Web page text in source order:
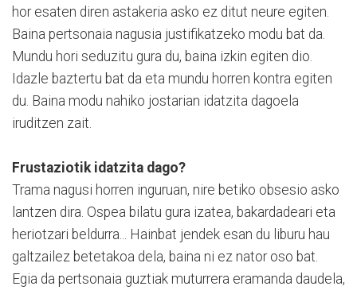
hor esaten diren astakeria asko ez ditut neure egiten.
Baina pertsonaia nagusia justifikatzeko modu bat da.
Mundu hori seduzitu gura du, baina izkin egiten dio.
Idazle baztertu bat da eta mundu horren kontra egiten
du. Baina modu nahiko jostarian idatzita dagoela
iruditzen zait.
Frustaziotik idatzita dago?
Trama nagusi horren inguruan, nire betiko obsesio asko
lantzen dira. Ospea bilatu gura izatea, bakardadeari eta
heriotzari beldurra... Hainbat jendek esan du liburu hau
galtzailez betetakoa dela, baina ni ez nator oso bat.
Egia da pertsonaia guztiak muturrera eramanda daudela,